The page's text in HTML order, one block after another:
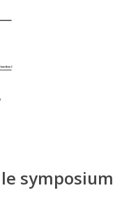
symposium